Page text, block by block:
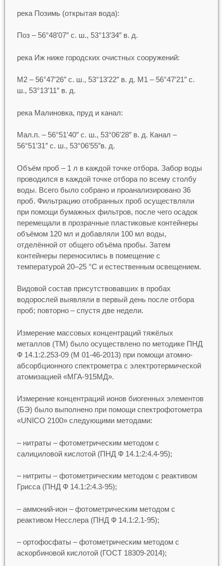
река Позимь (открытая вода):
Поз – 56°48′07″ с. ш., 53°13′34″ в. д.
река Иж ниже городских очистных сооружений:
М2 – 56°47′26″ с. ш., 53°13′22″ в. д. М1 – 56°47′21″ с.
ш., 53°13′11″ в. д.
река Малиновка, пруд и канал:
Мал.п. – 56°51′40″ с. ш., 53°06′28″ в. д. Канал –
56°51′31″ с. ш., 53°06′55″в. д.
Объём проб – 1 л в каждой точке отбора. Забор воды
проводился в каждой точке отбора по всему столбу
воды. Всего было собрано и проанализировано 36
проб. Фильтрацию отобранных проб осуществляли
при помощи бумажных фильтров, после чего осадок
перемещали в прозрачные пластиковые контейнеры
объёмом 120 мл и добавляли 100 мл воды,
отделённой от общего объёма пробы. Затем
контейнеры переносились в помещение с
температурой 20–25 °C и естественным освещением.
Видовой состав присутствовавших в пробах
водорослей выявляли в первый день после отбора
проб; повторно – спустя две недели.
Измерение массовых концентраций тяжёлых
металлов (ТМ) было осуществлено по методике ПНД
Ф 14.1:2.253-09 (М 01-46-2013) при помощи атомно-
абсорбционного спектрометра с электротермической
атомизацией «МГА-915МД».
Измерение концентраций ионов биогенных элементов
(БЭ) было выполнено при помощи спектрофотометра
«UNICO 2100» следующими методами:
– нитраты – фотометрическим методом с
салициловой кислотой (ПНД Ф 14.1:2:4.4-95);
– нитриты – фотометрическим методом с реактивом
Грисса (ПНД Ф 14.1:2:4.3-95);
– аммоний-ион – фотометрическим методом с
реактивом Несслера (ПНД Ф 14.1:2.1-95);
– ортофосфаты – фотометрическим методом с
аскорбиновой кислотой (ГОСТ 18309-2014);